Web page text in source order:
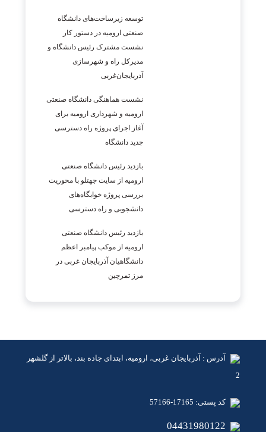
توسعه زیرساخت‌های دانشگاه
صنعتی ارومیه در دستور کار
نشست مشترک رئیس دانشگاه و
مدیرکل راه و شهرسازی
آذربایجان‌غربی
نشست هماهنگی دانشگاه صنعتی
ارومیه و شهرداری ارومیه برای
آغاز اجرای پروژه راه دسترسی
جدید دانشگاه
بازدید رئیس دانشگاه صنعتی
ارومیه از سایت جهتلو با محوریت
بررسی پروژه خوابگاه‌های
دانشجویی و راه دسترسی
بازدید رئیس دانشگاه صنعتی
ارومیه از موکب پیامبر اعظم
دانشگاهیان آذربایجان غربی در
مرز تمرچین
آدرس : آذربایجان غربی، ارومیه، ابتدای جاده بند، بالاتر از گلشهر
2
کد پستی: 17165-57166
04431980122